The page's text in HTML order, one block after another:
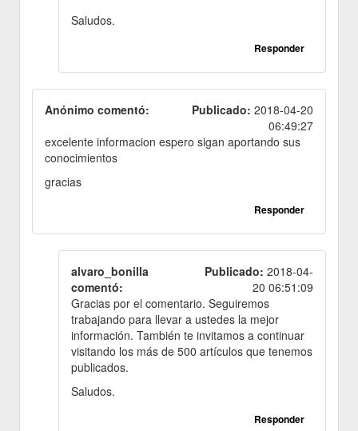
Saludos.
Responder
Anónimo comentó: Publicado: 2018-04-20
06:49:27
excelente informacion espero sigan aportando sus
conocimientos
gracias
Responder
alvaro_bonilla
comentó:
Publicado: 2018-04-
20 06:51:09
Gracias por el comentario. Seguiremos
trabajando para llevar a ustedes la mejor
información. También te invitamos a continuar
visitando los más de 500 artículos que tenemos
publicados.
Saludos.
Responder